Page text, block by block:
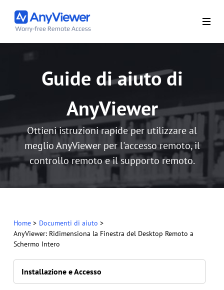
Guide di aiuto di
AnyViewer
Ottieni istruzioni rapide per utilizzare al
meglio AnyViewer per l'accesso remoto, il
controllo remoto e il supporto remoto.
Home> Documenti di aiuto >
AnyViewer: Ridimensiona la Finestra del Desktop Remoto a
Schermo Intero
Installazione e Accesso